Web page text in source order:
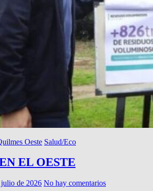
Oeste Salud/Eco
EL OESTE
julio de 2026 No hay comentarios